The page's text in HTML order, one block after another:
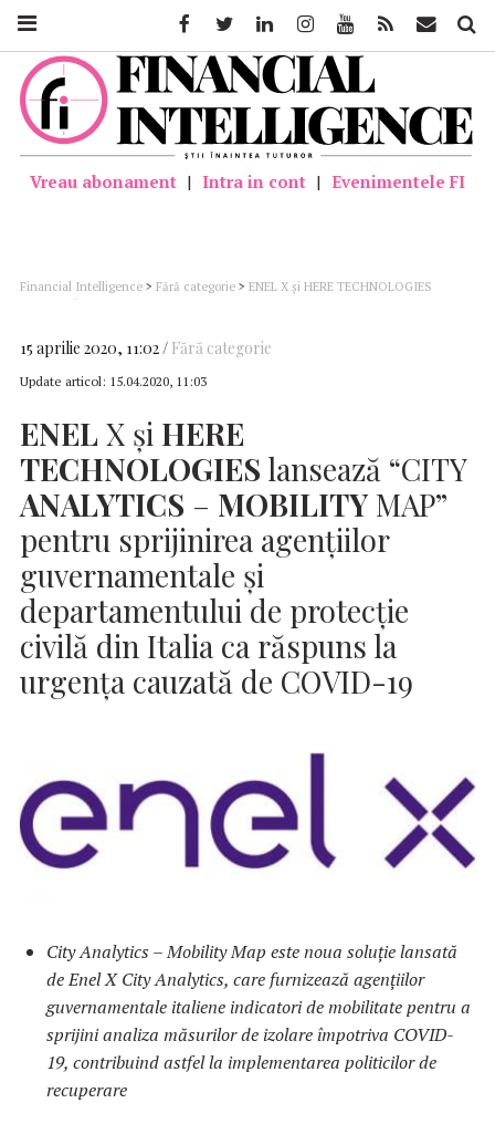
Vreau abonament | Intra in cont | Evenimentele FI
Financial Intelligence > Fără categorie > ENEL X și HERE TECHNOLOGIES
lansează “CITY ANALYTICS – MOBILITY MAP” pentru sprijinirea agențiilor
urgența cauzată de COVID-19
15 aprilie 2020, 11:02 Fără categorie
Update articol: 15.04.2020, 11:03
ENEL X și HERE
TECHNOLOGIES lansează “CITY
ANALYTICS – MOBILITYMAP”
pentru sprijinirea agențiilor
guvernamentale și
departamentului de protecție
civilă din Italia ca răspuns la
urgența cauzată de COVID-19
City Analytics – Mobility Map este noua soluție lansată
de Enel X City Analytics, care furnizează agențiilor
guvernamentale italiene indicatori de mobilitate pentru a
sprijini analiza măsurilor de izolare împotriva COVID-
19, contribuind astfel la implementarea politicilor de
recuperare
FacebookTwitter LinkedinInstagramYoutube Feed Mail